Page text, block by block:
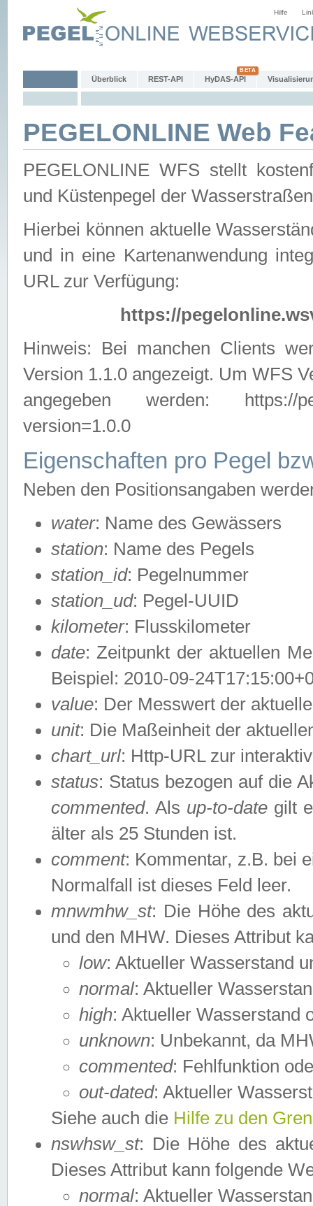
Hilfe
Überblick REST-API HyDAS-API
PEGELONLINE Web
PEGELONLINE WFS stellt
und Küstenpegel der
Hierbei können aktuelle
und in eine Kartenanwendung
URL zur Verfügung:
https://
Hinweis: Bei manchen Clients
Version 1.1.0 angezeigt. Um WFS
angegeben werden: https://
version=1.0.0
Eigenschaften pro Pegel
Neben den Positionsangaben
water: Name des Gewässers
station: Name des Pegels
station_id: Pegelnummer
station_ud: Pegel-UUID
kilometer: Flusskilometer
date: Zeitpunkt der aktuellen
Beispiel: 2010-09-
value: Der Messwert der
unit: Die Maßeinheit der
chart_url: Http-URL zur
status: Status bezogen auf die
commented. Als up-to-date gilt
älter als 25 Stunden ist.
comment: Kommentar, z.B. bei
Normalfall ist dieses Feld leer.
mnwmhw_st: Die Höhe des
und den MHW. Dieses Attribut
low: Aktueller Wasserstand
normal: Aktueller
high: Aktueller Wasserstand
unknown: Unbekannt, da
commented: Fehlfunktion
out-dated: Aktueller
Siehe auch die Hilfe zu den
nswhsw_st: Die Höhe des
Dieses Attribut kann folgende
normal: Aktueller